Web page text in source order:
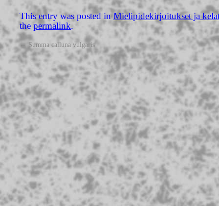
This entry was posted inMielipidekirjoitukset ja
the permalink.
← Summa calluna vulgaris